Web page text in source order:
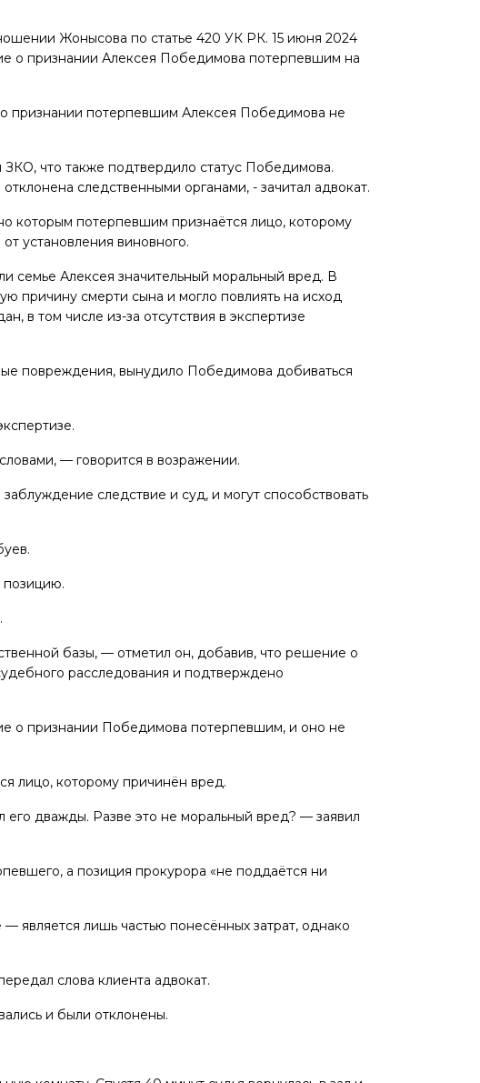
Жонысова по статье 420 УК РК. 15 июня 2024
о признании Алексея Победимова потерпевшим на
о признании потерпевшим Алексея Победимова не
что также подтвердило статус Победимова.
следственными органами, - зачитал адвокат.
которым потерпевшим признаётся лицо, которому
установления виновного.
семье Алексея значительный моральный вред. В
причину смерти сына и могло повлиять на исход
в том числе из-за отсутствия в экспертизе
повреждения, вынудило Победимова добиваться
— говорится в возражении.
следствие и суд, и могут способствовать
позицию.
базы, — отметил он, добавив, что решение о
расследования и подтверждено
о признании Победимова потерпевшим, и оно не
лицо, которому причинён вред.
дважды. Разве это не моральный вред? — заявил
а позиция прокурора «не поддаётся ни
является лишь частью понесённых затрат, однако
слова клиента адвокат.
и были отклонены.